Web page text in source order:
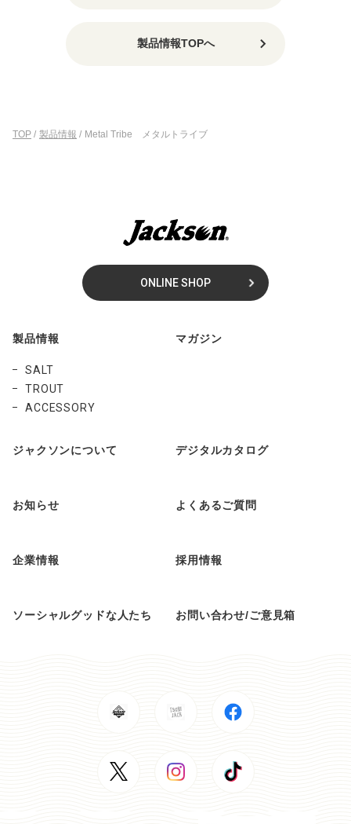
製品情報TOPへ
TOP / 製品情報 / Metal Tribe メタルトライブ
ONLINE SHOP
製品情報
SALT
TROUT
ACCESSORY
マガジン
ジャクソンについて デジタルカタログ
お知らせ よくあるご質問
企業情報 採用情報
ソーシャルグッドな人たち お問い合わせ/ご意見箱